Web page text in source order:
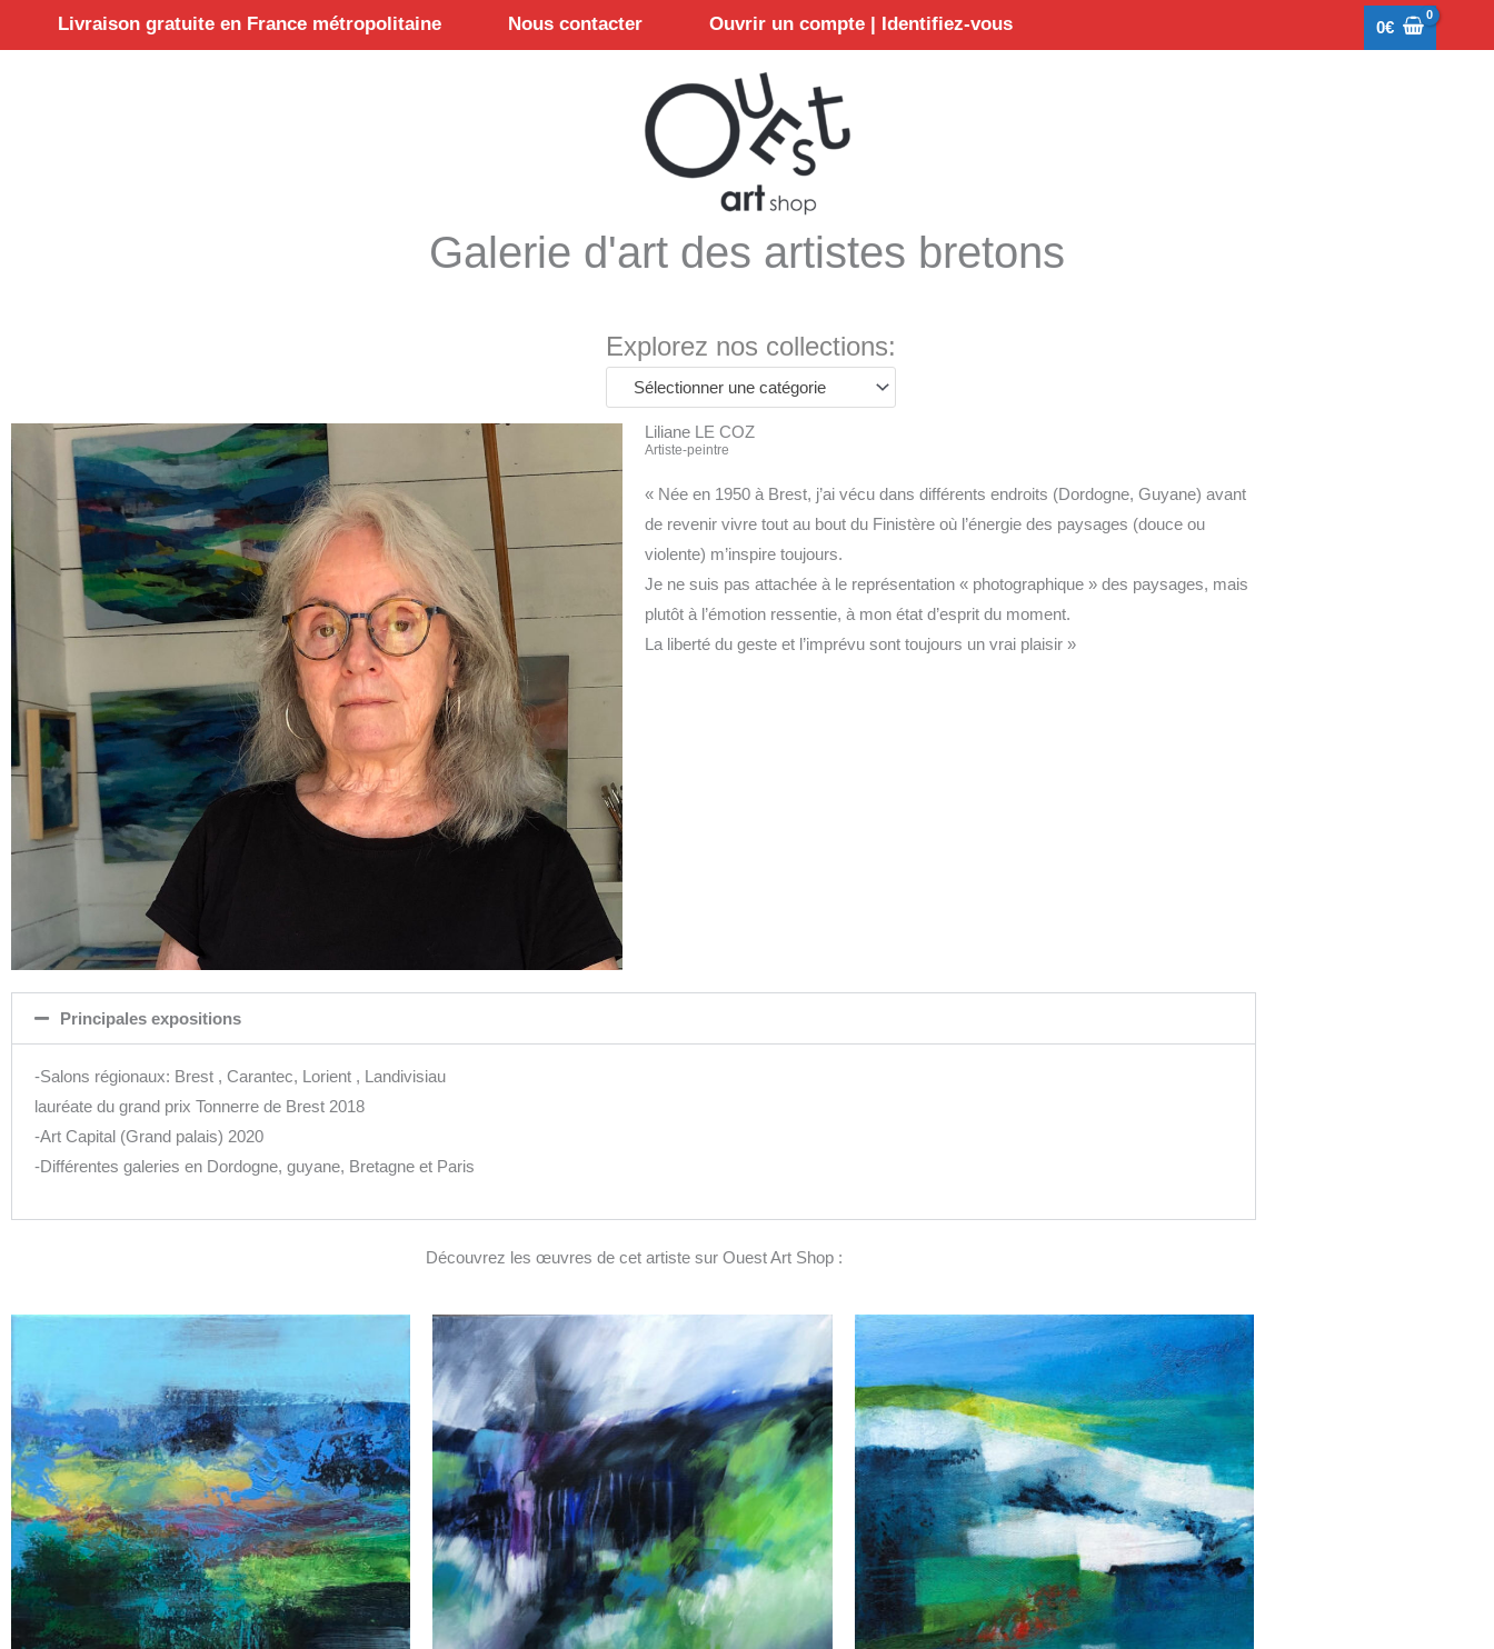
Livraison gratuite en France métropolitaine Nous contacter Ouvrir un compte | Identifiez-vous 0€
Galerie d'art des artistes bretons
Explorez nos collections:
Sélectionner une catégorie
Liliane LE COZ
Artiste-peintre
« Née en 1950 à Brest, j’ai vécu dans différents endroits (Dordogne, Guyane) avant
de revenir vivre tout au bout du Finistère où l’énergie des paysages (douce ou
violente) m’inspire toujours.
Je ne suis pas attachée à le représentation « photographique » des paysages, mais
plutôt à l’émotion ressentie, à mon état d’esprit du moment.
La liberté du geste et l’imprévu sont toujours un vrai plaisir »
Principales expositions
-Salons régionaux: Brest , Carantec, Lorient , Landivisiau
lauréate du grand prix Tonnerre de Brest 2018
-Art Capital (Grand palais) 2020
-Différentes galeries en Dordogne, guyane, Bretagne et Paris
Découvrez les œuvres de cet artiste sur Ouest Art Shop :